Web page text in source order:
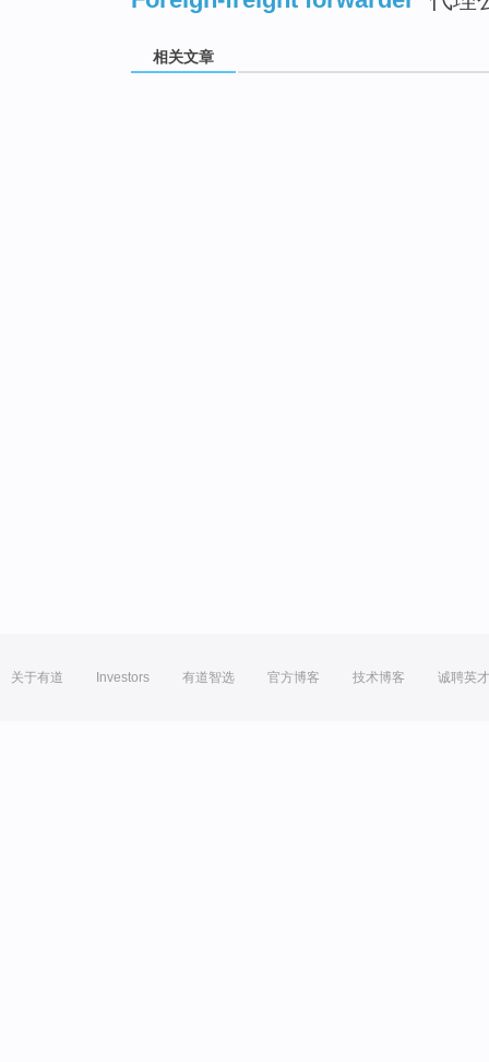
相关文章
关于有道 Investors 有道智选 官方博客 技术博客 诚聘英才